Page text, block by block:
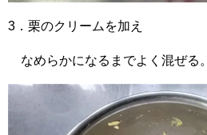
3．栗のクリームを加え
なめらかになるまでよく混ぜる。